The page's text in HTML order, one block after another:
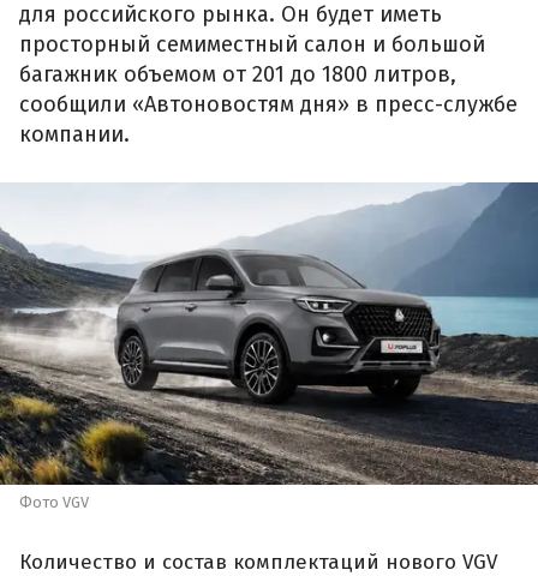
для российского рынка. Он будет иметь
просторный семиместный салон и большой
багажник объемом от 201 до 1800 литров,
сообщили «Автоновостям дня» в пресс-службе
компании.
Фото VGV
Количество и состав комплектаций нового VGV